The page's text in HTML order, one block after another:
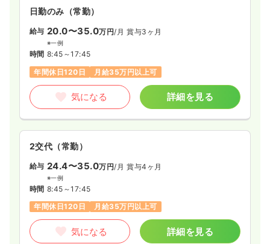
日勤のみ（常勤）
給与 20.0〜35.0万円/月 賞与3ヶ月
※一例
時間 8:45～17:45
年間休日120日
月給35万円以上可
気になる 詳細を見る
2交代（常勤）
給与 24.4〜35.0万円/月 賞与4ヶ月
※一例
時間 8:45～17:45
年間休日120日
月給35万円以上可
気になる 詳細を見る